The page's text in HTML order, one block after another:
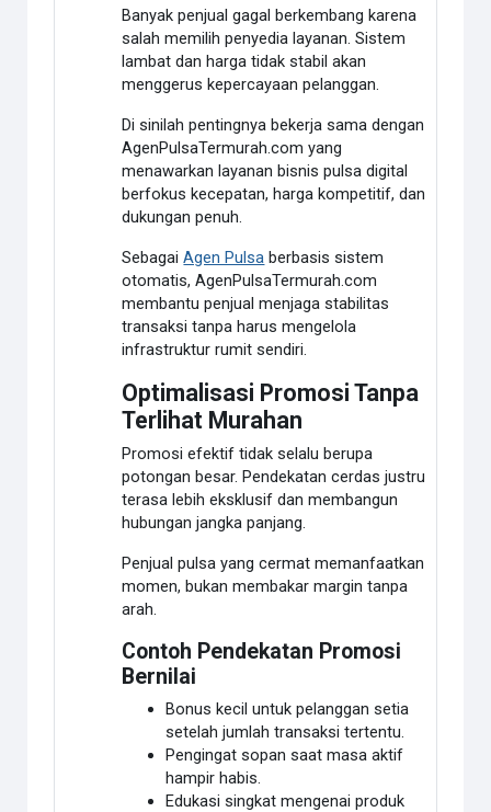
Banyak penjual gagal berkembang karena
salah memilih penyedia layanan. Sistem
lambat dan harga tidak stabil akan
menggerus kepercayaan pelanggan.
Di sinilah pentingnya bekerja sama dengan
AgenPulsaTermurah.com yang
menawarkan layanan bisnis pulsa digital
berfokus kecepatan, harga kompetitif, dan
dukungan penuh.
SebagaiAgen Pulsa berbasis sistem
otomatis, AgenPulsaTermurah.com
membantu penjual menjaga stabilitas
transaksi tanpa harus mengelola
infrastruktur rumit sendiri.
Optimalisasi Promosi Tanpa
Terlihat Murahan
Promosi efektif tidak selalu berupa
potongan besar. Pendekatan cerdas justru
terasa lebih eksklusif dan membangun
hubungan jangka panjang.
Penjual pulsa yang cermat memanfaatkan
momen, bukan membakar margin tanpa
arah.
Contoh Pendekatan Promosi
Bernilai
Bonus kecil untuk pelanggan setia
setelah jumlah transaksi tertentu.
Pengingat sopan saat masa aktif
hampir habis.
Edukasi singkat mengenai produk